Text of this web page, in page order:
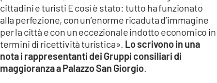
APPLE
cittadini e turisti E così è stato: tutto ha funzionato
alla perfezione, con un’enorme ricaduta d’immagine
per la città e con un eccezionale indotto economico in
termini di ricettività turistica». Lo scrivono in una
nota i rappresentanti dei Gruppi consiliari di
maggioranza a Palazzo San Giorgio